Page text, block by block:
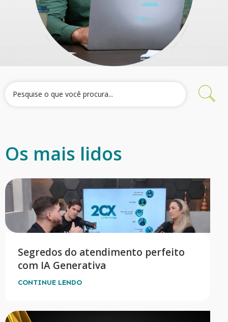
Os mais lidos
Segredos do atendimento perfeito
com IA Generativa
CONTINUE LENDO